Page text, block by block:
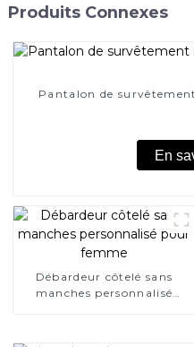
Produits Connexes
Pantalon de
En
Débardeur côtelé sans
manches personnalisé